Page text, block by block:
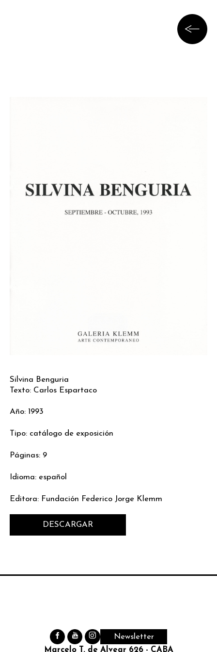
Silvina Benguria
Texto: Carlos Espartaco
Año: 1993
Tipo: catálogo de exposición
Páginas: 9
Idioma: español
Editora: Fundación Federico Jorge Klemm
DESCARGAR
Newsletter
Marcelo T. de Alvear 626 - CABA